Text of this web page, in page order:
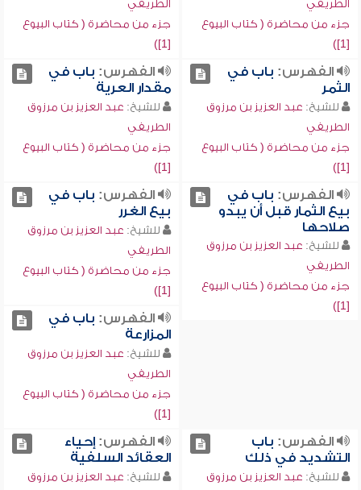
الطريفي
جزء من محاضرة ( كتاب البيوع
[1])
الطريفي
جزء من محاضرة ( كتاب البيوع
[1])
الفهرس: باب في
الثمر
للشيخ: عبد العزيز بن مرزوق
الطريفي
جزء من محاضرة ( كتاب البيوع
[1])
الفهرس: باب في
مقدار العرية
للشيخ: عبد العزيز بن مرزوق
الطريفي
جزء من محاضرة ( كتاب البيوع
[1])
الفهرس: باب في
بيع الثمار قبل أن يبدو
صلاحها
للشيخ: عبد العزيز بن مرزوق
الطريفي
جزء من محاضرة ( كتاب البيوع
[1])
الفهرس: باب في
بيع الغرر
للشيخ: عبد العزيز بن مرزوق
الطريفي
جزء من محاضرة ( كتاب البيوع
[1])
الفهرس: باب في
المزارعة
للشيخ: عبد العزيز بن مرزوق
الطريفي
جزء من محاضرة ( كتاب البيوع
[1])
الفهرس: باب
التشديد في ذلك
للشيخ: عبد العزيز بن مرزوق
الفهرس:إحياء
العقائد السلفية
للشيخ: عبد العزيز بن مرزوق